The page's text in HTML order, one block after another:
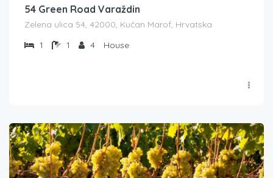
54 Green Road Varaždin
Zelena ulica 54, 42000, Kućan Marof, Hrvatska
1
1 4 House